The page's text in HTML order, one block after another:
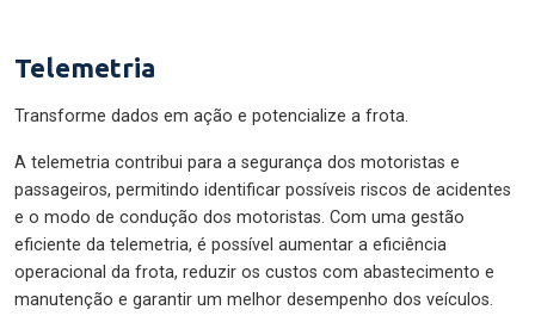
Telemetria
Transforme dados em ação e potencialize a frota.
A telemetria contribui para a segurança dos motoristas e
passageiros, permitindo identificar possíveis riscos de acidentes
e o modo de condução dos motoristas. Com uma gestão
eficiente da telemetria, é possível aumentar a eficiência
operacional da frota, reduzir os custos com abastecimento e
manutenção e garantir um melhor desempenho dos veículos.